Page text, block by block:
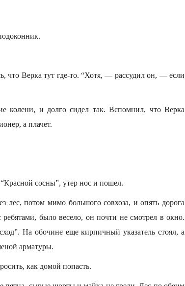
что Верка тут где-то. “Хотя, — рассудил он, — если
колени, и долго сидел так. Вспомнил, что Верка
а плачет.
сосны”, утер нос и пошел.
лес, потом мимо большого совхоза, и опять дорога
ребятами, было весело, он почти не смотрел в окно.
На обочине еще кирпичный указатель стоял, а
арматуры.
как домой попасть.